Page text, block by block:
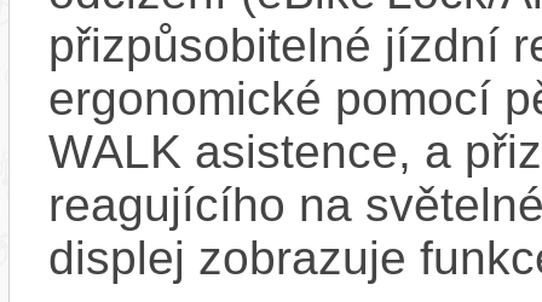
přizpůsobitelné jízdní
ergonomické pomocí
WALK asistence, a
reagujícího na
displej zobrazuje